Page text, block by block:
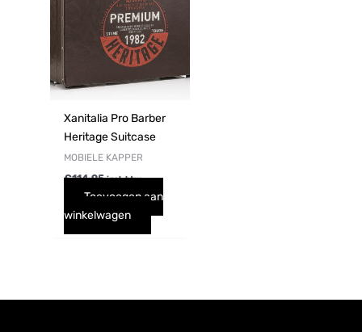
Xanitalia Pro Barber
Heritage Suitcase
MOBIELE KAPPER
€114,95 incl. btw
Toevoegen aan
winkelwagen